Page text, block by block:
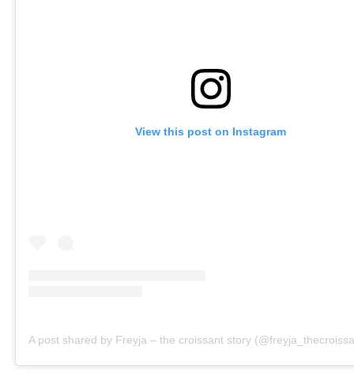
View this post on Instagram
A post shared by Freyja – the croissant story